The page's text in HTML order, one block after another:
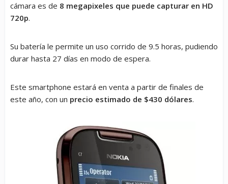
cámara es de 8 megapixeles que puede capturar en HD
720p.
Su batería le permite un uso corrido de 9.5 horas, pudiendo
durar hasta 27 días en modo de espera.
Este smartphone estará en venta a partir de finales de
este año, con un precio estimado de $430 dólares.